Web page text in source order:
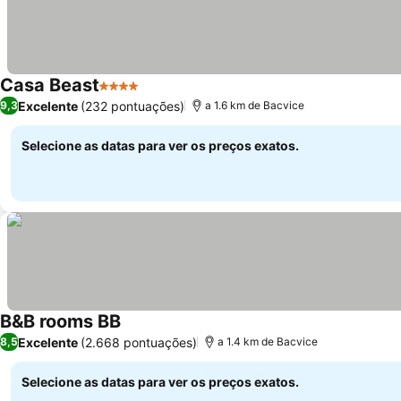
Casa Beast4 EstrelasVer preços
9,3Excelente (232 pontuações) a 1.6 km de Bacvice
Selecione as datas para ver os preços exatos.
B&B rooms BBVer preços
8,5Excelente (2.668 pontuações) a 1.4 km de Bacvice
Selecione as datas para ver os preços exatos.